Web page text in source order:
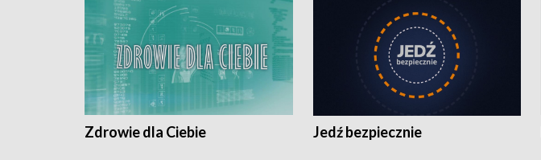
Zdrowie dla Ciebie Jedź bezpiecznie